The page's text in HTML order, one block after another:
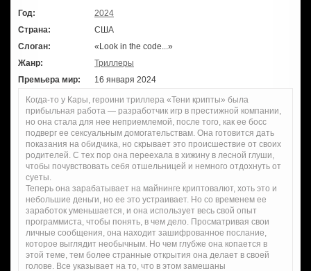
Год:
2024
Страна:
США
Слоган:
«Look in the code...»
Жанр:
Триллеры
Премьера мир:
16 января 2024
Когда-то у Кары, героини триллера «Тени крипты» была
прибыльная работа — разработчик игр в престижной компании,
но она стала для нее неприемлемой, после того, как ее босс
подверг ее сексуальным домогательствам. Она готовится дать
показания на обидчика, но скрывает это происшествие от своих
родителей. С тех пор она переехала в хижину в лесной глуши,
чтобы почувствовать себя отшельницей и немного отдохнуть от
суеты.
Теперь она зарабатывает на майнинге криптовалют, хоть это и
небольшие деньги, но ее это устраивает. Но со временем ее
заработок уменьшается, и она использует весь свой опыт
программиста, чтобы понять, в чем дело. Просматривая свои
личные сообщения, она находит зашифрованное послание,
которое выглядит необычным. Но чем глубже она копается в
этой теме, тем более странные открытия она делает в своей
голове. Все указывает на то, что в этом замешаны